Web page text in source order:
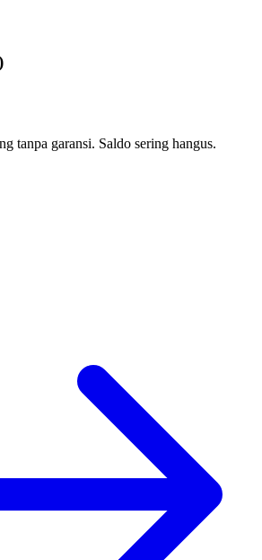
tanpa garansi. Saldo sering hangus.